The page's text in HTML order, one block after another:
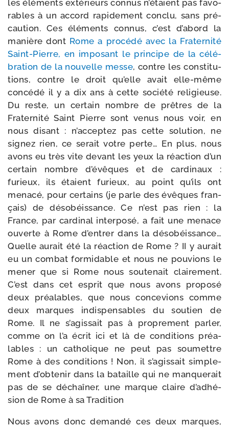
les élé­ments exté­rieurs connus n’é­taient pas favo­
rables à un accord rapi­de­ment conclu, sans pré­
cau­tion. Ces élé­ments connus, c’est d’a­bord la
manière dont Rome a pro­cé­dé avec la Fraternité
Saint-​Pierre, en impo­sant le prin­cipe de la célé­
bra­tion de la nou­velle messe, contre les consti­tu­
tions, contre le droit qu’elle avait elle-​même
concé­dé il y a dix ans à cette socié­té reli­gieuse.
Du reste, un cer­tain nombre de prêtres de la
Fraternité Saint Pierre sont venus nous voir, en
nous disant : n’ac­cep­tez pas cette solu­tion, ne
signez rien, ce serait votre perte… En plus, nous
avons eu très vite devant les yeux la réac­tion d’un
cer­tain nombre d’é­vêques et de car­di­naux :
furieux, ils étaient furieux, au point qu’ils ont
mena­cé, pour cer­tains (je parle des évêques fran­
çais) de déso­béis­sance. Ce n’est pas rien : la
France, par car­di­nal inter­po­sé, a fait une menace
ouverte à Rome d’en­trer dans la déso­béis­sance…
Quelle aurait été la réac­tion de Rome ? II y aurait
eu un com­bat for­mi­dable et nous ne pou­vions le
mener que si Rome nous sou­te­nait clai­re­ment.
C’est dans cet esprit que nous avons pro­po­sé
deux préa­lables, que nous conce­vions comme
deux marques indis­pen­sables du sou­tien de
Rome. Il ne s’a­gis­sait pas à pro­pre­ment par­ler,
comme on l’a écrit ici et là de condi­tions préa­
lables : un catho­lique ne peut pas sou­mettre
Rome à des condi­tions ! Non, il s’a­gis­sait sim­ple­
ment d’ob­te­nir dans la bataille qui ne man­que­rait
pas de se déchaî­ner, une marque claire d’adhé­
sion de Rome à sa Tradition
Nous avons donc deman­dé ces deux marques,